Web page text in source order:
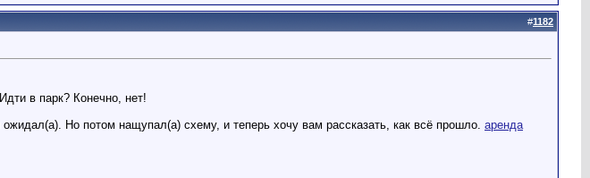
#1182
в парк? Конечно, нет!
Но потом нащупал(а) схему, и теперь хочу вам рассказать, как всё прошло. аренда